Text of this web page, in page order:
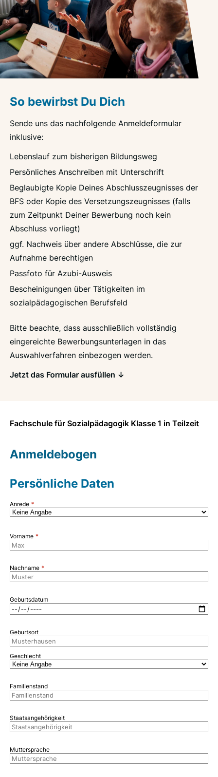
So bewirbst Du Dich
Sende uns das nachfolgende Anmeldeformular
inklusive:
Lebenslauf zum bisherigen Bildungsweg
Persönliches Anschreiben mit Unterschrift
Beglaubigte Kopie Deines Abschlusszeugnisses der
BFS oder Kopie des Versetzungszeugnisses (falls
zum Zeitpunkt Deiner Bewerbung noch kein
Abschluss vorliegt)
ggf. Nachweis über andere Abschlüsse, die zur
Aufnahme berechtigen
Passfoto für Azubi-Ausweis
Bescheinigungen über Tätigkeiten im
sozialpädagogischen Berufsfeld
Bitte beachte, dass ausschließlich vollständig
eingereichte Bewerbungsunterlagen in das
Auswahlverfahren einbezogen werden.
Jetzt das Formular ausfüllen ↓
Fachschule für Sozialpädagogik Klasse 1 in Teilzeit
Anmeldebogen
Persönliche Daten
Anrede
Vorname
Nachname
Geburtsdatum
Geburtsort
Geschlecht
Familienstand
Staatsangehörigkeit
Muttersprache